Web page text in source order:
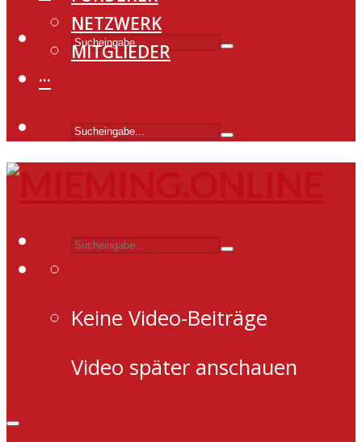
NETZWERK
MITGLIEDER
···
Keine Video-Beiträge
Video später anschauen